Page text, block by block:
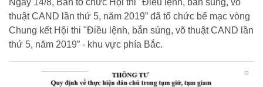
Ngày 14/8, Ban tổ chức Hội thi "Điều lệnh, bắn súng, võ
thuật CAND lần thứ 5, năm 2019” đã tổ chức bế mạc vòng
Chung kết Hội thi "Điều lệnh, bắn súng, võ thuật CAND lần
thứ 5, năm 2019” - khu vực phía Bắc.